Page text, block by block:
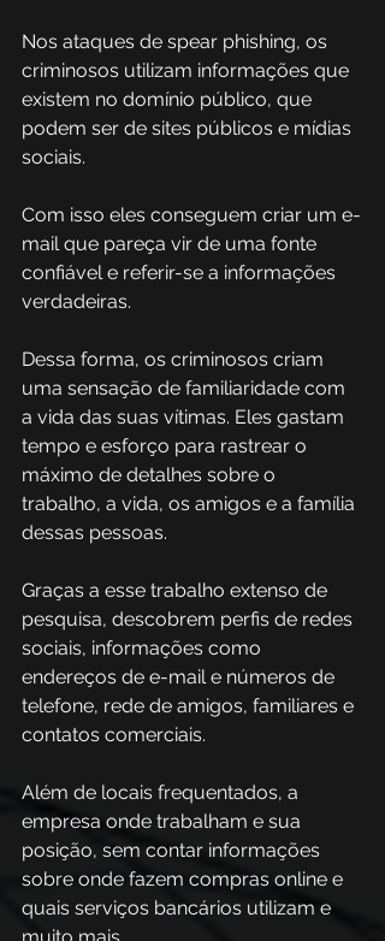
Nos ataques de spear phishing, os
criminosos utilizam informações que
existem no domínio público, que
podem ser de sites públicos e mídias
sociais.
Com isso eles conseguem criar um e-
mail que pareça vir de uma fonte
confiável e referir-se a informações
verdadeiras.
Dessa forma, os criminosos criam
uma sensação de familiaridade com
a vida das suas vítimas. Eles gastam
tempo e esforço para rastrear o
máximo de detalhes sobre o
trabalho, a vida, os amigos e a família
dessas pessoas.
Graças a esse trabalho extenso de
pesquisa, descobrem perfis de redes
sociais, informações como
endereços de e-mail e números de
telefone, rede de amigos, familiares e
contatos comerciais.
Além de locais frequentados, a
empresa onde trabalham e sua
posição, sem contar informações
sobre onde fazem compras online e
quais serviços bancários utilizam e